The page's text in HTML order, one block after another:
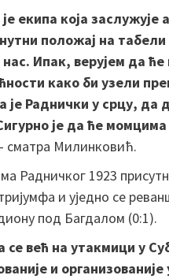
екипа која
положај на
нас. Ипак, верујем да
како би узели
је Раднички у срцу, да
је да ће
сматра Милинковић.
Радничког 1923
и уједно се
под Багдалом (0:1).
већ на утакмици у
и